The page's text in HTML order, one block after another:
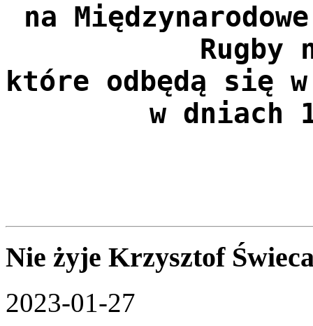
na
Rugby
które odbędą się
w dniach
Nie żyje Krzysztof
2023-01-27